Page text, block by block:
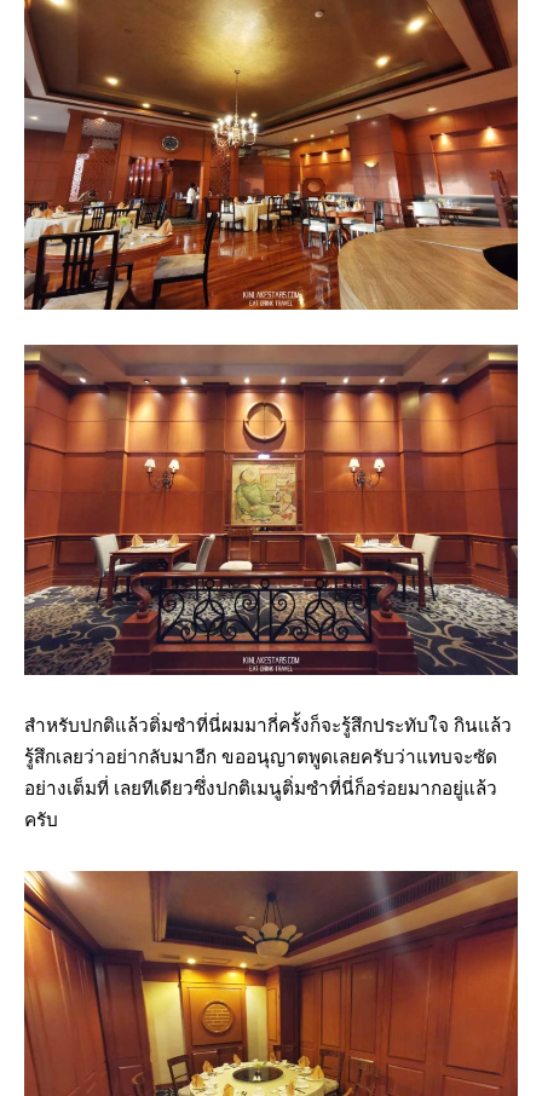
สำหรับปกติแล้วติ่มซำที่นี่ผมมากี่ครั้งก็จะรู้สึกประทับใจ กินแล้ว
รู้สึกเลยว่าอย่ากลับมาอีก ขออนุญาตพูดเลยครับว่าแทบจะซัด
อย่างเต็มที่ เลยทีเดียวซึ่งปกติเมนูติ่มซำที่นี่ก็อร่อยมากอยู่แล้ว
ครับ